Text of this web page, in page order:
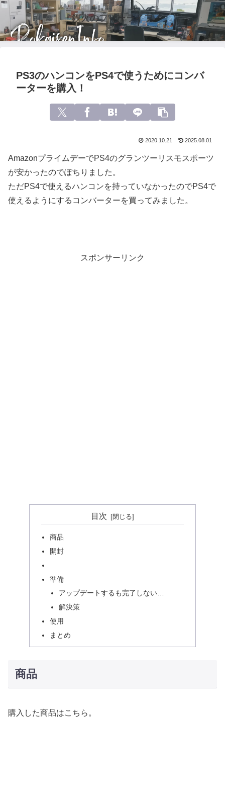
鉄火のフリーライフ
PS3のハンコンをPS4で使うためにコンバ
ーターを購入！
2020.10.21 2025.08.01
AmazonプライムデーでPS4のグランツーリスモスポーツ
が安かったのでぽちりました。
ただPS4で使えるハンコンを持っていなかったのでPS4で
使えるようにするコンバーターを買ってみました。
スポンサーリンク
目次
商品
開封
準備
アップデートするも完了しない…
解決策
使用
まとめ
商品
購入した商品はこちら。